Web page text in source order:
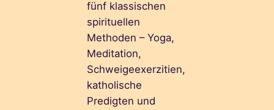
fünf klassischen
spirituellen
Methoden – Yoga,
Meditation,
Schweigeexerzitien,
katholische
Predigten und